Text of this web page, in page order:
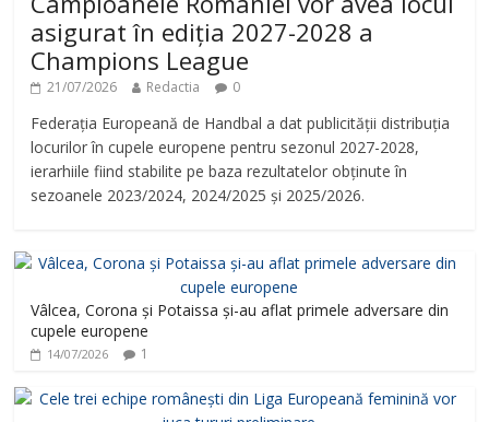
asigurat în ediția 2027-2028 a
Champions League
21/07/2026 Redactia 0
Federația Europeană de Handbal a dat publicității distribuția
locurilor în cupele europene pentru sezonul 2027-2028,
ierarhiile fiind stabilite pe baza rezultatelor obținute în
sezoanele 2023/2024, 2024/2025 și 2025/2026.
Vâlcea, Corona și Potaissa și-au aflat primele adversare din
cupele europene
14/07/2026 1